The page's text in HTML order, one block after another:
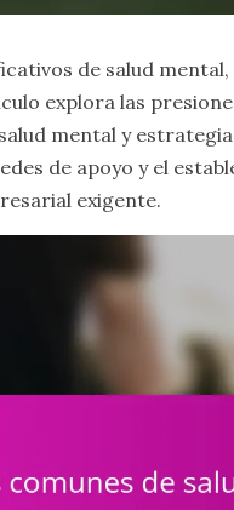
de salud mental,
explora las
mental y
de apoyo y el
exigente.